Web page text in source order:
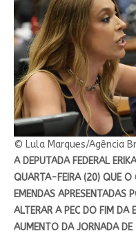
© Lula Marques/Agência
A DEPUTADA FEDERAL
QUARTA-FEIRA (20) QUE O
EMENDAS APRESENTADAS
ALTERAR A PEC DO FIM DA
AUMENTO DA JORNADA DE